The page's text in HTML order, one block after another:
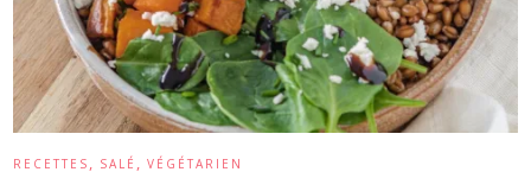
RECETTES , SALÉ , VÉGÉTARIEN